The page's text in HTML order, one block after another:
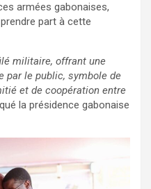
armées gabonaises,
part à cette
militaire, offrant une
par le public, symbole de
et de coopération entre
la présidence gabonaise